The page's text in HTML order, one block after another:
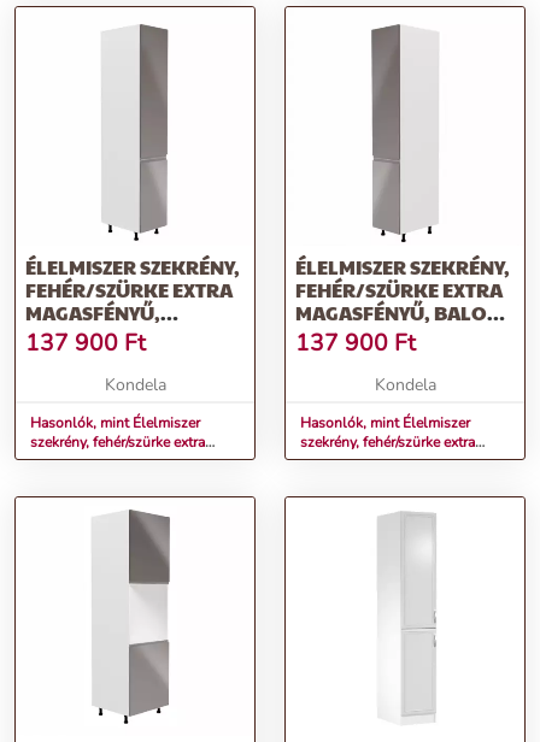
ÉLELMISZER SZEKRÉNY,
FEHÉR/SZÜRKE EXTRA
MAGASFÉNYŰ,
JOBBOS, AURORA
D40SP
137 900 Ft
Kondela
Hasonlók, mint Élelmiszer
szekrény, fehér/szürke extra
magasfényű, jobbos, AURORA
ÉLELMISZER SZEKRÉNY,
FEHÉR/SZÜRKE EXTRA
MAGASFÉNYŰ, BALOS,
AURORA D40SP
137 900 Ft
Kondela
Hasonlók, mint Élelmiszer
szekrény, fehér/szürke extra
magasfényű, balos, AURORA